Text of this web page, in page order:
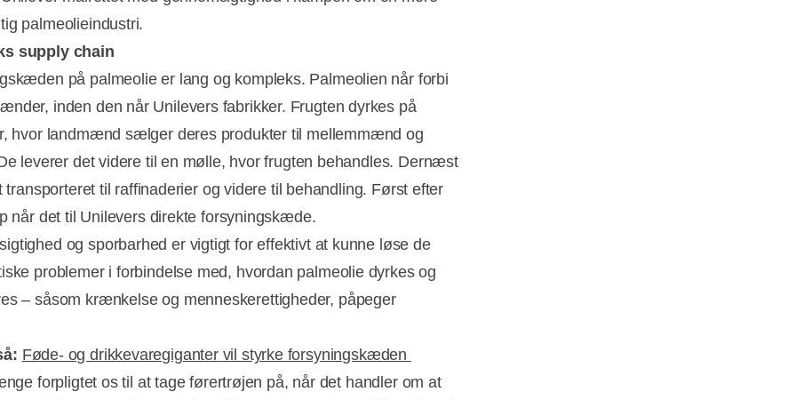
palmeolieindustri.
supply chain
på palmeolie er lang og kompleks. Palmeolien når forbi
inden den når Unilevers fabrikker. Frugten dyrkes på
hvor landmænd sælger deres produkter til mellemmænd og
leverer det videre til en mølle, hvor frugten behandles. Dernæst
transporteret til raffinaderier og videre til behandling. Først efter
når det til Unilevers direkte forsyningskæde.
og sporbarhed er vigtigt for effektivt at kunne løse de
problemer i forbindelse med, hvordan palmeolie dyrkes og
– såsom krænkelse og menneskerettigheder, påpeger
Føde- og drikkevaregiganter vil styrke forsyningskæden
forpligtet os til at tage førertrøjen på, når det handler om at